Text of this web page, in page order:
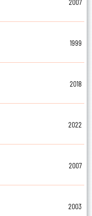
2007
1999
2018
2022
2007
2003